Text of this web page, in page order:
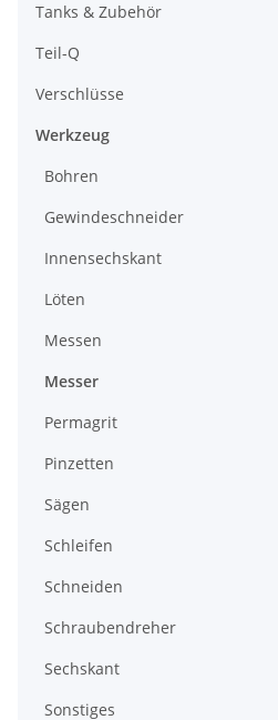
Tanks & Zubehör
Teil-Q
Verschlüsse
Werkzeug
Bohren
Gewindeschneider
Innensechskant
Löten
Messen
Messer
Permagrit
Pinzetten
Sägen
Schleifen
Schneiden
Schraubendreher
Sechskant
Sonstiges